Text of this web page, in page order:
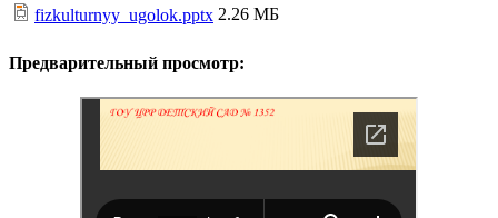
fizkulturnyy_ugolok.pptx 2.26 МБ
Предварительный просмотр: